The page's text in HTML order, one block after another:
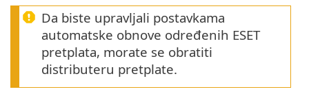
Da biste upravljali postavkama
automatske obnove određenih ESET
pretplata, morate se obratiti
distributeru pretplate.